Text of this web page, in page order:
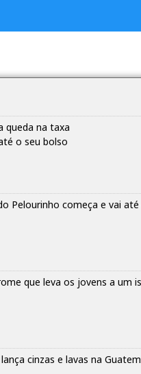
queda na taxa
o seu bolso
Pelourinho começa e vai
que leva os jovens a um
cinzas e lavas na